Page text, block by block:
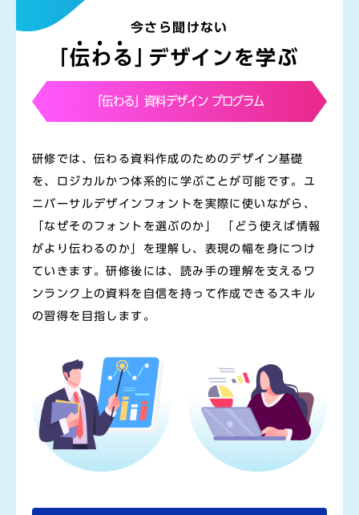
今さら聞けない
「伝わる デザインを学ぶ
「伝わる」資料デザイン プログラム
研修では、伝わる資料作成のためのデザイン基礎
を、ロジカルかつ体系的に学ぶことが可能です。ユ
ニバーサルデザインフォントを実際に使いながら、
「なぜそのフォントを選ぶのか」 「どう使えば情報
がより伝わるのか」を理解し、表現の幅を身につけ
ていきます。研修後には、読み手の理解を支えるワ
ンランク上の資料を自信を持って作成できるスキル
の習得を目指します。